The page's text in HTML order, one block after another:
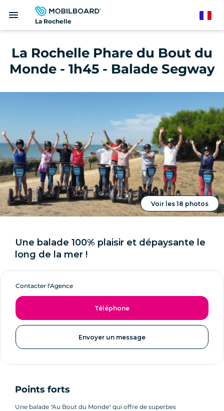
La Rochelle
menu
La Rochelle Phare du Bout du
Monde - 1h45 - Balade Segway
Voir les 18 photos
Une balade 100% plaisir et dépaysante le
long de la mer !
Contacter l'Agence
Téléphone
Envoyer un message
Points forts
Une balade "Au Bout du Monde" qui offre de superbes